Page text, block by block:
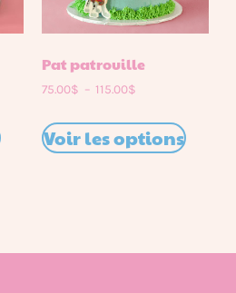
Pat patrouille
75.00$ – 115.00$
Voir les options